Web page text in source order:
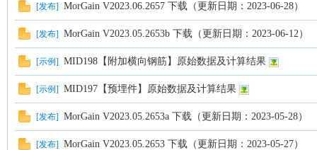
[发布] MorGain V2023.06.2657 下载（更新日期：2023-06-28）
[发布] MorGain V2023.05.2653b 下载（更新日期：2023-06-12）
[示例] MID198【附加横向钢筋】原始数据及计算结果
[示例] MID197【预埋件】原始数据及计算结果
[发布] MorGain V2023.05.2653a 下载（更新日期：2023-05-28）
[发布] MorGain V2023.05.2653 下载（更新日期：2023-05-27）